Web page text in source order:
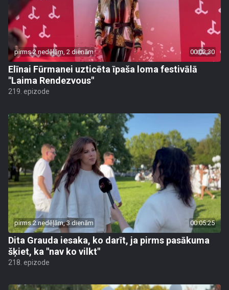
pirms 2 nedēļām, 2 dienām 00:02:30
Elīnai Fūrmanei uzticēta īpaša loma festivālā
"Laima Rendezvous"
219. epizode
pirms 2 nedēļām, 3 dienām 00:05:25
Dita Grauda iesaka, ko darīt, ja pirms pasākuma
šķiet, ka "nav ko vilkt"
218. epizode